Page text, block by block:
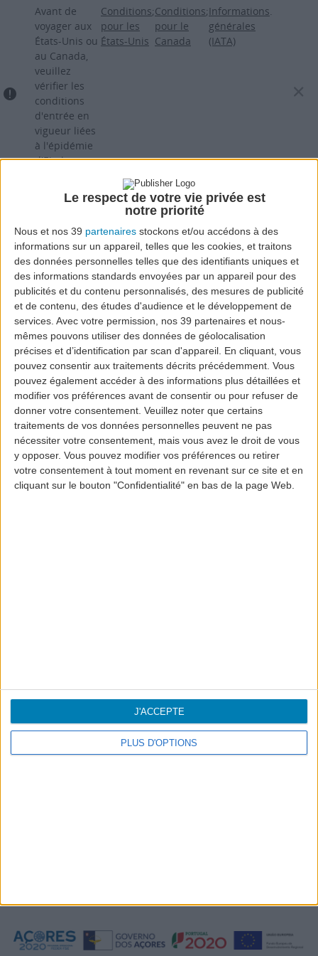
Le respect de votre vie privée est
notre priorité
Nous et nos 39 partenaires stockons et/ou accédons à des
informations sur un appareil, telles que les cookies, et traitons
des données personnelles telles que des identifiants uniques et
des informations standards envoyées par un appareil pour des
publicités et du contenu personnalisés, des mesures de publicité
et de contenu, des études d'audience et le développement de
services. Avec votre permission, nos 39 partenaires et nous-
mêmes pouvons utiliser des données de géolocalisation
précises et d’identification par scan d'appareil. En cliquant, vous
pouvez consentir aux traitements décrits précédemment. Vous
pouvez également accéder à des informations plus détaillées et
modifier vos préférences avant de consentir ou pour refuser de
donner votre consentement. Veuillez noter que certains
traitements de vos données personnelles peuvent ne pas
nécessiter votre consentement, mais vous avez le droit de vous
y opposer. Vous pouvez modifier vos préférences ou retirer
votre consentement à tout moment en revenant sur ce site et en
cliquant sur le bouton "Confidentialité" en bas de la page Web.
PLUS D'OPTIONS
J'ACCEPTE
Aller
au
contenu
Avant de
voyager aux
États-Unis ou
au Canada,
veuillez
vérifier les
conditions
d'entrée en
vigueur liées
à l'épidémie
d'Ebola.
Conditions
pour les
États-Unis
;Conditions
pour le
Canada
;Informations
générales
(IATA)
.
Goûtez nos délices
Information légale
Accessibilité
Destinations